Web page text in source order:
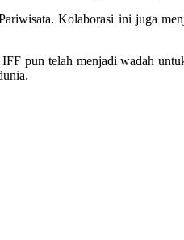
Kolaborasi ini juga
pun telah menjadi wadah